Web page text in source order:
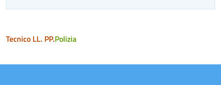
Tecnico LL. PP.Polizia